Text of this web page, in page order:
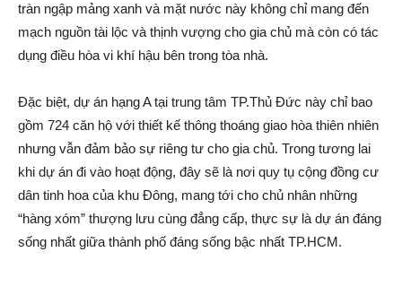
tràn ngập mảng xanh và mặt nước này không chỉ mang đến
mạch nguồn tài lộc và thịnh vượng cho gia chủ mà còn có tác
dụng điều hòa vi khí hậu bên trong tòa nhà.
Đặc biệt, dự án hạng A tại trung tâm TP.Thủ Đức này chỉ bao
gồm 724 căn hộ với thiết kế thông thoáng giao hòa thiên nhiên
nhưng vẫn đảm bảo sự riêng tư cho gia chủ. Trong tương lai
khi dự án đi vào hoạt động, đây sẽ là nơi quy tụ cộng đồng cư
dân tinh hoa của khu Đông, mang tới cho chủ nhân những
“hàng xóm” thượng lưu cùng đẳng cấp, thực sự là dự án đáng
sống nhất giữa thành phố đáng sống bậc nhất TP.HCM.